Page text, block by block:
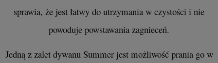
sprawia, że jest łatwy do utrzymania w czystości i nie
powoduje powstawania zagnieceń.
Jedną z zalet dywanu Summer jest możliwość prania go w